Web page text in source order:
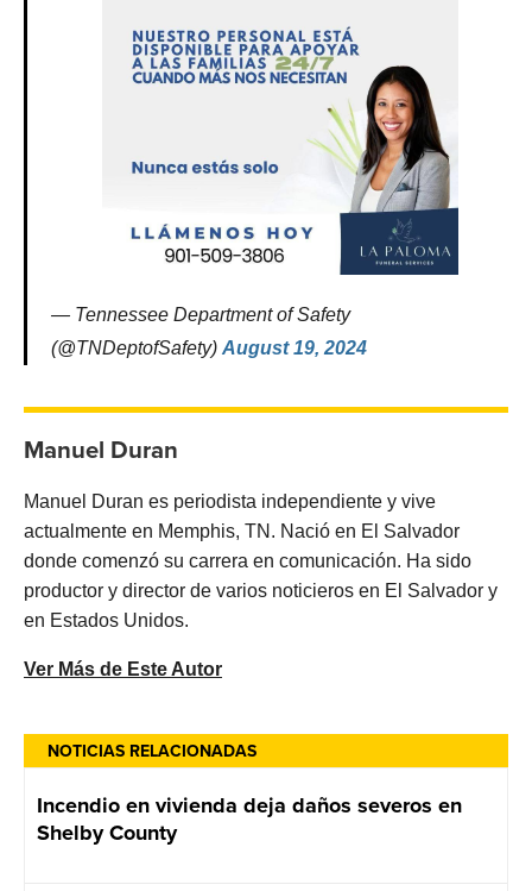
NOTICIAS RELACIONADAS
Incendio en vivienda deja daños severos en
Shelby County
— Tennessee Department of Safety
(@TNDeptofSafety) August 19, 2024
Manuel Duran
Manuel Duran es periodista independiente y vive
actualmente en Memphis, TN. Nació en El Salvador
donde comenzó su carrera en comunicación. Ha sido
productor y director de varios noticieros en El Salvador y
en Estados Unidos.
Ver Más de Este Autor